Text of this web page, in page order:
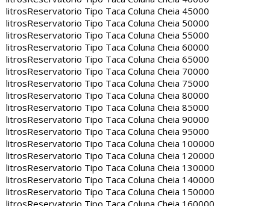
litrosReservatorio Tipo Taca Coluna Cheia 45000
litrosReservatorio Tipo Taca Coluna Cheia 50000
litrosReservatorio Tipo Taca Coluna Cheia 55000
litrosReservatorio Tipo Taca Coluna Cheia 60000
litrosReservatorio Tipo Taca Coluna Cheia 65000
litrosReservatorio Tipo Taca Coluna Cheia 70000
litrosReservatorio Tipo Taca Coluna Cheia 75000
litrosReservatorio Tipo Taca Coluna Cheia 80000
litrosReservatorio Tipo Taca Coluna Cheia 85000
litrosReservatorio Tipo Taca Coluna Cheia 90000
litrosReservatorio Tipo Taca Coluna Cheia 95000
litrosReservatorio Tipo Taca Coluna Cheia 100000
litrosReservatorio Tipo Taca Coluna Cheia 120000
litrosReservatorio Tipo Taca Coluna Cheia 130000
litrosReservatorio Tipo Taca Coluna Cheia 140000
litrosReservatorio Tipo Taca Coluna Cheia 150000